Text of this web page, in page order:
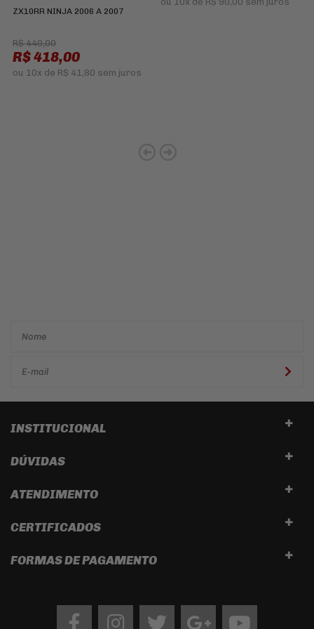
ZX10RR NINJA 2006 A 2007
R$ 440,00
R$ 418,00
ou 10x de R$ 41,80 sem juros
INSTITUCIONAL
DÚVIDAS
ATENDIMENTO
CERTIFICADOS
FORMAS DE PAGAMENTO
FacebookInstagram twitter googleYoutube